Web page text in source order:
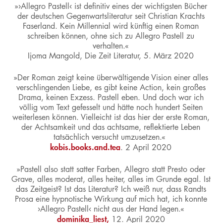
»›Allegro Pastell‹ ist definitiv eines der wichtigsten Bücher
der deutschen Gegenwartsliteratur seit Christian Krachts
Faserland. Kein Millennial wird künftig einen Roman
schreiben können, ohne sich zu Allegro Pastell zu
verhalten.«
Ijoma Mangold, Die Zeit Literatur, 5. März 2020
»Der Roman zeigt keine überwältigende Vision einer alles
verschlingenden Liebe, es gibt keine Action, kein großes
Drama, keinen Exzess. Pastell eben. Und doch war ich
völlig vom Text gefesselt und hätte noch hundert Seiten
weiterlesen können. Vielleicht ist das hier der erste Roman,
der Achtsamkeit und das achtsame, reflektierte Leben
tatsächlich versucht umzusetzen.«
kobis.books.and.tea. 2 April 2020
»Pastell also statt satter Farben, Allegro statt Presto oder
Grave, alles moderat, alles heiter, alles im Grunde egal. Ist
das Zeitgeist? Ist das Literatur? Ich weiß nur, dass Randts
Prosa eine hypnotische Wirkung auf mich hat, ich konnte
›Allegro Pastell‹ nicht aus der Hand legen.«
dominika_liest, 12. April 2020